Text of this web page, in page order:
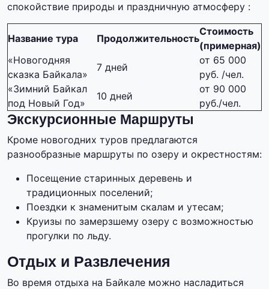
спокойствие природы и праздничную атмосферу :
Название тура Продолжительность
Стоимость
(примерная)
«Новогодняя
сказка Байкала»
7 дней
от 65 000
руб. /чел.
«Зимний Байкал
под Новый Год»
10 дней
от 90 000
руб./чел.
Экскурсионные Маршруты
Кроме новогодних туров предлагаются
разнообразные маршруты по озеру и окрестностям:
Посещение старинных деревень и
традиционных поселений;
Поездки к знаменитым скалам и утесам;
Круизы по замерзшему озеру с возможностью
прогулки по льду.
Отдых и Развлечения
Во время отдыха на Байкале можно насладиться